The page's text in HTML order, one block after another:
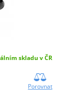
skladu v ČR
Porovnat